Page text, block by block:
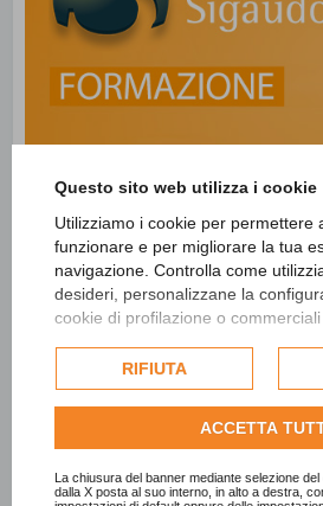
Questo sito web utilizza i cookie
Utilizziamo i cookie per permettere
funzionare e per migliorare la tua
navigazione. Controlla come
desideri, personalizzane la
cookie di profilazione o
dell'utente e, se consentito,
per personalizzare gli annunci
informazioni su come Google
politica sulla privacy di
Consulta l'informativa cookie
RIFIUTA
ACCETTA
La chiusura del banner mediante selezione
dalla X posta al suo interno, in alto a destra,